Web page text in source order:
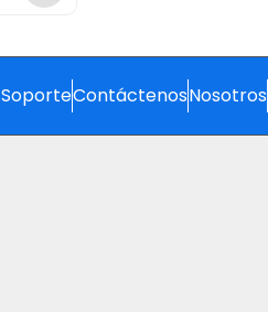
SoporteContáctenosNosotros